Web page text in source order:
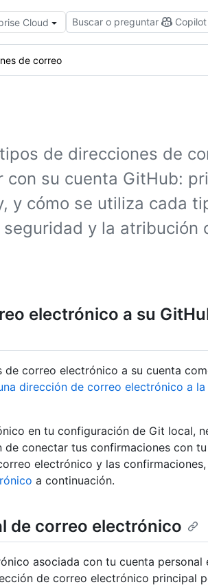
Cloud Buscar o preguntar Copilot
de correo
de direcciones de
su cuenta GitHub:
y cómo se utiliza cada
y la atribución
electrónico a su
correo electrónico a su cuenta
dirección de correo electrónico a
en tu configuración de Git local,
conectar tus confirmaciones con
electrónico y las
a continuación.
de correo electrónico
asociada con tu cuenta personal
de correo electrónico principal